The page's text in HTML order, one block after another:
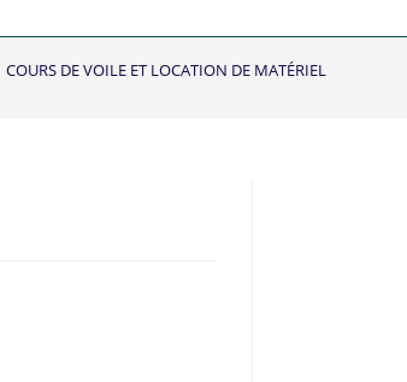
COURS DE VOILE ET LOCATION DE MATÉRIEL